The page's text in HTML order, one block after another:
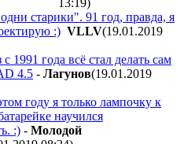
старики". 91 год, правда, я
:) VLLV(19.01.2019
с 1991 года всё стал делать сам
4.5 - Лагунов(19.01.2019
году я только лампочку к
научился
:) - Молодой